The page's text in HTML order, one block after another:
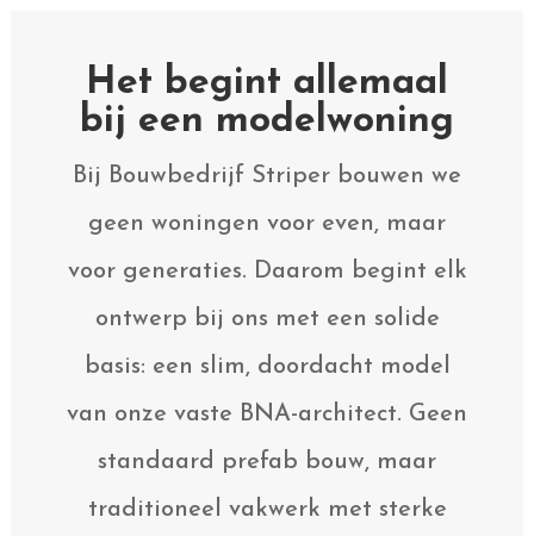
Het begint allemaal
bij een modelwoning
Bij Bouwbedrijf Striper bouwen we
geen woningen voor even, maar
voor generaties. Daarom begint elk
ontwerp bij ons met een solide
basis: een slim, doordacht model
van onze vaste BNA-architect. Geen
standaard prefab bouw, maar
traditioneel vakwerk met sterke